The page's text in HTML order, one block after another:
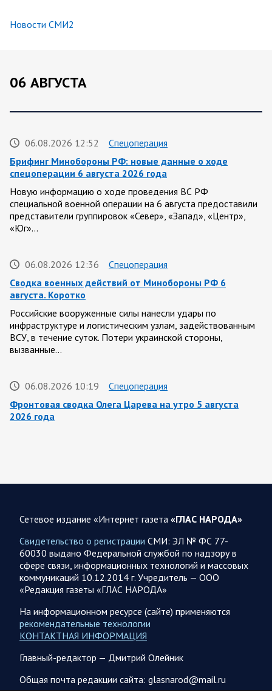
Новости СМИ2
06 АВГУСТА
06.08.2026 12:52
Спецоперация
Брифинг Минобороны РФ: новые данные о ходе
спецоперации 6 августа 2026 года
Новую информацию о ходе проведения ВС РФ
специальной военной операции на 6 августа предоставили
представители группировок «Север», «Запад», «Центр»,
«Юг»…
06.08.2026 12:36
Спецоперация
Сводка военных действий от Минобороны РФ 6
августа. Коротко
Российские вооруженные силы нанесли удары по
инфраструктуре и логистическим узлам, задействованным
ВСУ, в течение суток. Потери украинской стороны,
вызванные…
06.08.2026 10:19
Спецоперация
Фронтовая сводка Олега Царева на утро 5 августа
2026 года
Украинские террористы продолжают убивать мирное
население приграничных районов. Данные на 6 августа
За прошедшие сутки армия трусов и убийц, будучи не в
силах ничего противопоставить на поле боя, атаковала
гражданское население Белгородской…
06.08.2026 07:49
Спецоперация
Сводка на утро 6 августа 2026 года от Двух майоров
В Ярославле после налета перекрыто движение по
Московскому проспекту, изменена работы общественного
транспорта. Судя по записям с кналов противника, его…
Сетевое издание «Интернет газета «ГЛАС НАРОДА»
Свидетельство о регистрации СМИ: ЭЛ № ФС 77-
60030 выдано Федеральной службой по надзору в
сфере связи, информационных технологий и массовых
коммуникаций 10.12.2014 г. Учредитель — ООО
«Редакция газеты «ГЛАС НАРОДА»
На информационном ресурсе (сайте) применяются
рекомендательные технологии
КОНТАКТНАЯ ИНФОРМАЦИЯ
Главный-редактор — Дмитрий Олейник
Общая почта редакции сайта: glasnarod@mail.ru